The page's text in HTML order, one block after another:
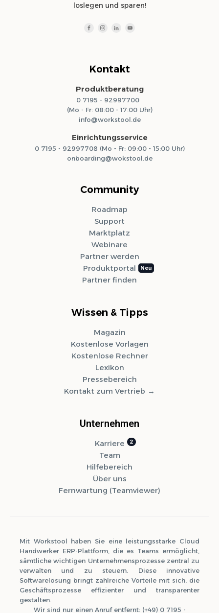
loslegen und sparen!
Kontakt
Produktberatung
0 7195 - 92997700
(Mo - Fr: 08:00 - 17:00 Uhr)
info@workstool.de
Einrichtungsservice
0 7195 - 92997708 (Mo - Fr: 09:00 - 15:00 Uhr)
onboarding@wokstool.de
Community
Roadmap
Support
Marktplatz
Webinare
Partner werden
Produktportal
Partner finden
Wissen & Tipps
Magazin
Kostenlose Vorlagen
Kostenlose Rechner
Lexikon
Pressebereich
Kontakt zum Vertrieb
Unternehmen
Karriere
Team
Hilfebereich
Über uns
Fernwartung (Teamviewer)
Mit Workstool haben Sie eine leistungsstarke Cloud
Handwerker ERP-Plattform, die es Teams ermöglicht,
sämtliche wichtigen Unternehmensprozesse zentral zu
verwalten und zu steuern. Diese innovative
Softwarelösung bringt zahlreiche Vorteile mit sich, die
Geschäftsprozesse effizienter und transparenter
gestalten.
Wir sind nur einen Anruf entfernt: (+49) 0 7195 -